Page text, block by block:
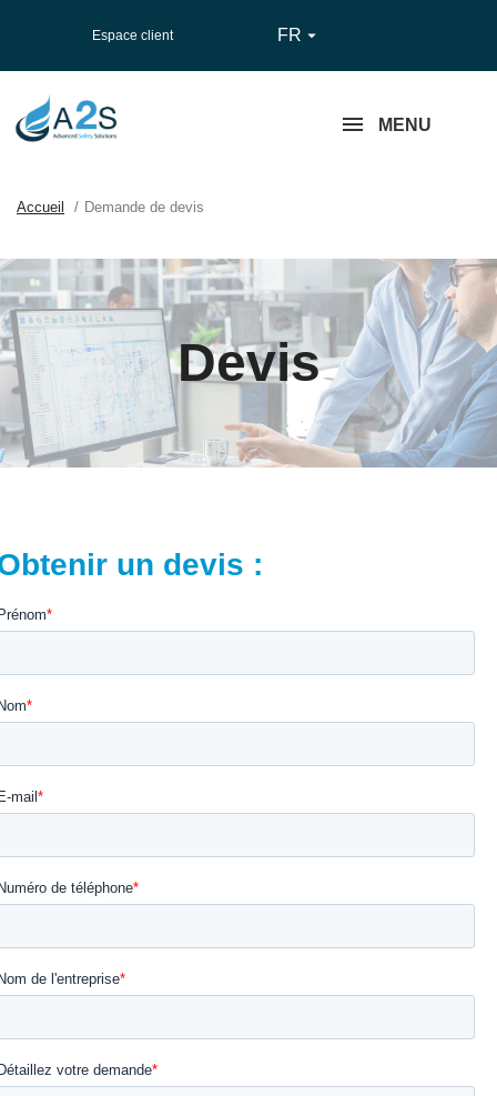
Espace client FR 
MENU
Accueil Demande de devis
Devis